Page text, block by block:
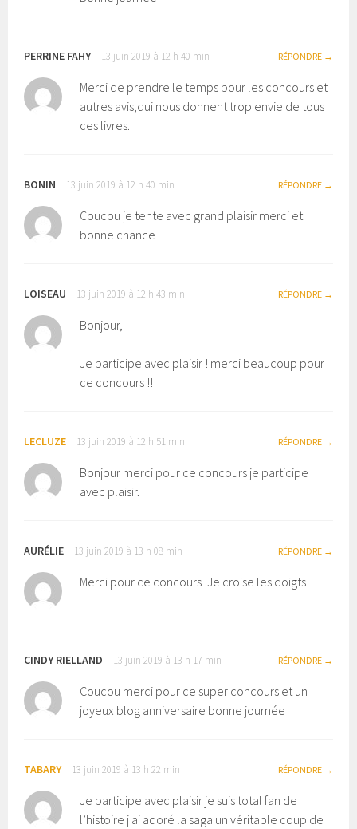
PERRINE FAHY 13 juin 2019 à 12 h 40 min RÉPONDRE
Merci de prendre le temps pour les concours et
autres avis,qui nous donnent trop envie de tous
ces livres.
BONIN 13 juin 2019 à 12 h 40 min RÉPONDRE
Coucou je tente avec grand plaisir merci et
bonne chance
LOISEAU 13 juin 2019 à 12 h 43 min RÉPONDRE
Bonjour,
Je participe avec plaisir ! merci beaucoup pour
ce concours !!
LECLUZE 13 juin 2019 à 12 h 51 min RÉPONDRE
Bonjour merci pour ce concours je participe
avec plaisir.
AURÉLIE 13 juin 2019 à 13 h 08 min RÉPONDRE
Merci pour ce concours !Je croise les doigts
CINDY RIELLAND 13 juin 2019 à 13 h 17 min RÉPONDRE
Coucou merci pour ce super concours et un
joyeux blog anniversaire bonne journée
TABARY 13 juin 2019 à 13 h 22 min RÉPONDRE
Je participe avec plaisir je suis total fan de
l’histoire j ai adoré la saga un véritable coup de